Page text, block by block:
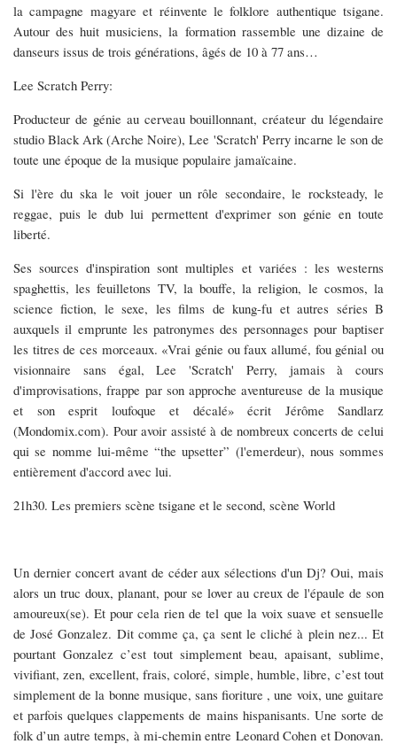
la campagne magyare et réinvente le folklore authentique tsigane.
Autour des huit musiciens, la formation rassemble une dizaine de
danseurs issus de trois générations, âgés de 10 à 77 ans…
Lee Scratch Perry:
Producteur de génie au cerveau bouillonnant, créateur du légendaire
studio Black Ark (Arche Noire), Lee 'Scratch' Perry incarne le son de
toute une époque de la musique populaire jamaïcaine.
Si l'ère du ska le voit jouer un rôle secondaire, le rocksteady, le
reggae, puis le dub lui permettent d'exprimer son génie en toute
liberté.
Ses sources d'inspiration sont multiples et variées : les westerns
spaghettis, les feuilletons TV, la bouffe, la religion, le cosmos, la
science fiction, le sexe, les films de kung-fu et autres séries B
auxquels il emprunte les patronymes des personnages pour baptiser
les titres de ces morceaux. «Vrai génie ou faux allumé, fou génial ou
visionnaire sans égal, Lee 'Scratch' Perry, jamais à cours
d'improvisations, frappe par son approche aventureuse de la musique
et son esprit loufoque et décalé» écrit Jérôme Sandlarz
(Mondomix.com). Pour avoir assisté à de nombreux concerts de celui
qui se nomme lui-même “the upsetter” (l'emerdeur), nous sommes
entièrement d'accord avec lui.
21h30. Les premiers scène tsigane et le second, scène World
Un dernier concert avant de céder aux sélections d'un Dj? Oui, mais
alors un truc doux, planant, pour se lover au creux de l'épaule de son
amoureux(se). Et pour cela rien de tel que la voix suave et sensuelle
de José Gonzalez. Dit comme ça, ça sent le cliché à plein nez... Et
pourtant Gonzalez c’est tout simplement beau, apaisant, sublime,
vivifiant, zen, excellent, frais, coloré, simple, humble, libre, c’est tout
simplement de la bonne musique, sans fioriture , une voix, une guitare
et parfois quelques clappements de mains hispanisants. Une sorte de
folk d’un autre temps, à mi-chemin entre Leonard Cohen et Donovan.